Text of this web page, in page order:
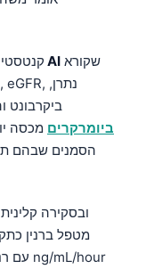
פלטפורמת פענוח בדיקות דם של AI
ביקרבונט
ביומרקרים
הסמנים שבהם